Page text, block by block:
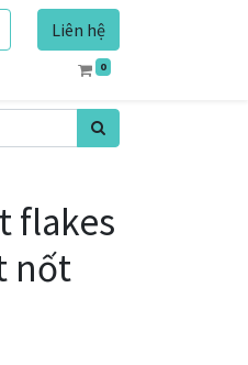
Liên hệ
0
flakes
nốt